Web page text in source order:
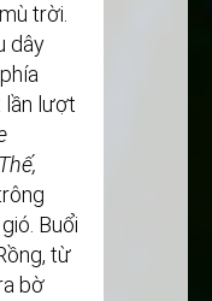
trời.
dây
lần lượt
Buổi
từ
bờ